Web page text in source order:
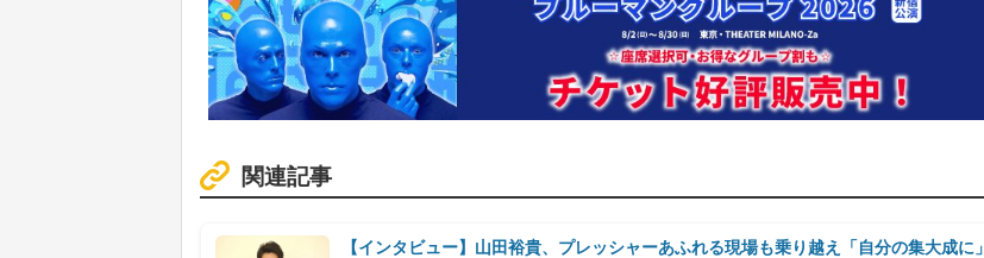
関連記事
【インタビュー】山田裕貴、プレッシャーあふれる現場も乗り越え「自分の集大成に」